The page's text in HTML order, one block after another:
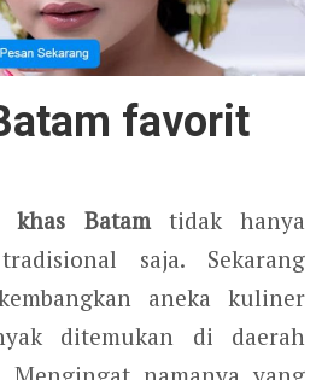
favorit
khas Batamtidak hanya
saja. Sekarang
aneka kuliner
ditemukan di daerah